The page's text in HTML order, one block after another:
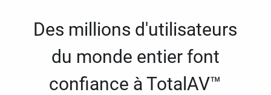
Des millions d'utilisateurs
du monde entier font
confiance à TotalAV™